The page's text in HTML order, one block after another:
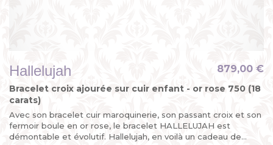
Hallelujah
Bracelet croix ajourée sur cuir enfant - or rose 750 (18
carats)
Avec son bracelet cuir maroquinerie, son passant croix et son
fermoir boule en or rose, le bracelet HALLELUJAH est
démontable et évolutif. Hallelujah, en voilà un cadeau de...
879,00 €